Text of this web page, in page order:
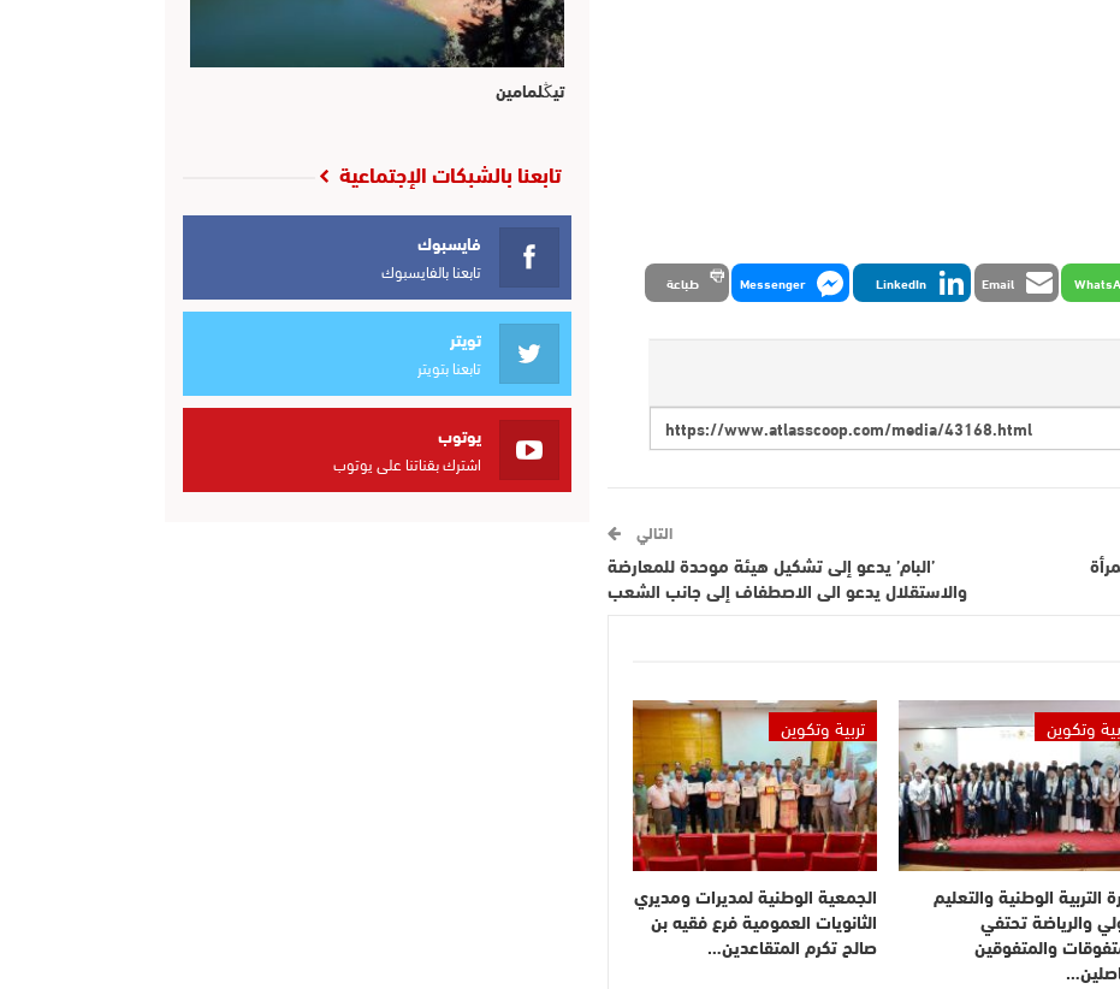
Email
LinkedIn
Messenger طباعة
التالي
’البام’ يدعو إلى تشكيل هيئة موحدة للمعارضة
والاستقلال يدعو الى الاصطفاف إلى جانب الشعب
وتكوين
التربية الوطنية والتعليم
والرياضة تحتفي
والمتفوقين
تربية وتكوين
الجمعية الوطنية لمديرات ومديري
الثانويات العمومية فرع فقيه بن
صالح تكرم المتقاعدين…
تيڭلمامين
تابعنا بالشبكات الإجتماعية
فايسبوك
تابعنا بالفايسبوك
تويتر
تابعنا بتويتر
يوتوب
اشترك بقناتنا على يوتوب